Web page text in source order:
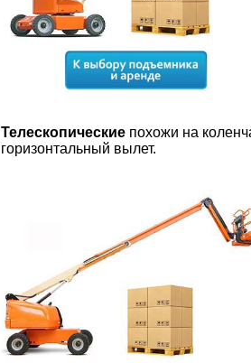
Телескопические похожи на
горизонтальный вылет.